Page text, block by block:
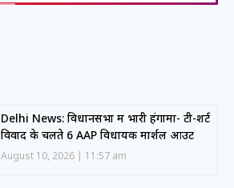
Delhi News: विधानसभा में भारी हंगामा- टी-शर्ट
विवाद के चलते 6 AAP विधायक मार्शल आउट
August 10, 2026 11:57 am